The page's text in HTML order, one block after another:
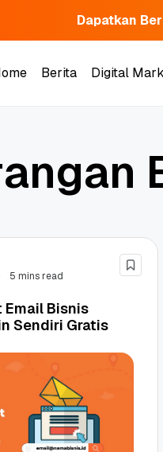
Dapatkan
Berita
Digital
angan
5 mins read
Email Bisnis
Sendiri Gratis